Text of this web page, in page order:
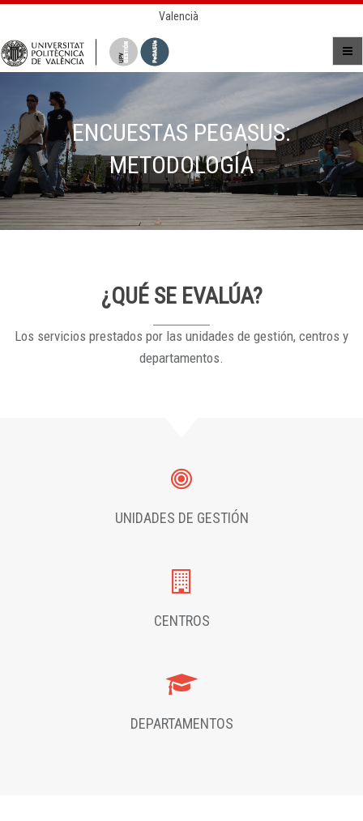
Valencià
ENCUESTAS PEGASUS:
METODOLOGÍA
¿QUÉ SE EVALÚA?
Los servicios prestados por las unidades de gestión, centros y
departamentos.
UNIDADES DE GESTIÓN
CENTROS
DEPARTAMENTOS